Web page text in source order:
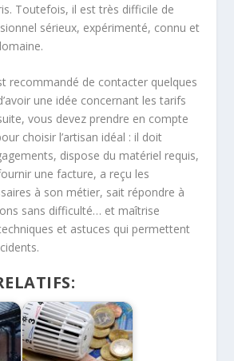
Toutefois, il est très difficile de
sérieux, expérimenté, connu et
recommandé de contacter quelques
une idée concernant les tarifs
vous devez prendre en compte
choisir l’artisan idéal : il doit
dispose du matériel requis,
une facture, a reçu les
à son métier, sait répondre à
sans difficulté… et maîtrise
et astuces qui permettent